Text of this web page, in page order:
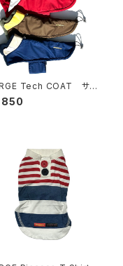
Tech COAT サイ
7 ジョージ テックコー